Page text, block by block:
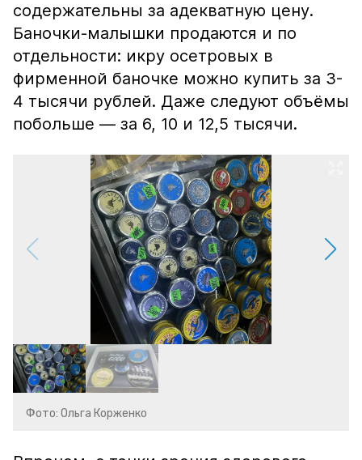
содержательны за адекватную цену.
Баночки-малышки продаются и по
отдельности: икру осетровых в
фирменной баночке можно купить за 3-
4 тысячи рублей. Даже следуют объёмы
побольше — за 6, 10 и 12,5 тысячи.
Фото: Ольга Корженко